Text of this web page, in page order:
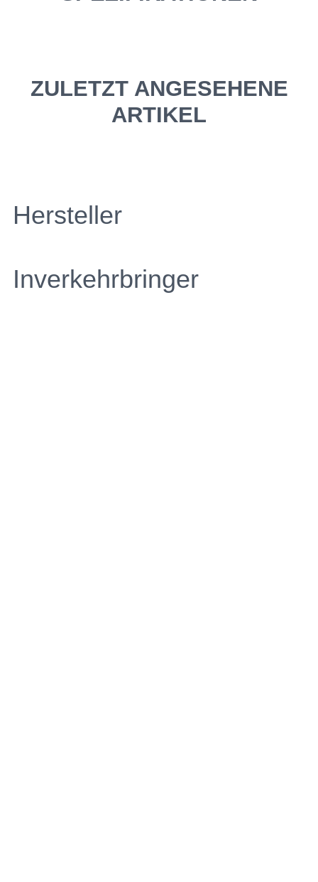
ZULETZT ANGESEHENE
ARTIKEL
Hersteller
Inverkehrbringer